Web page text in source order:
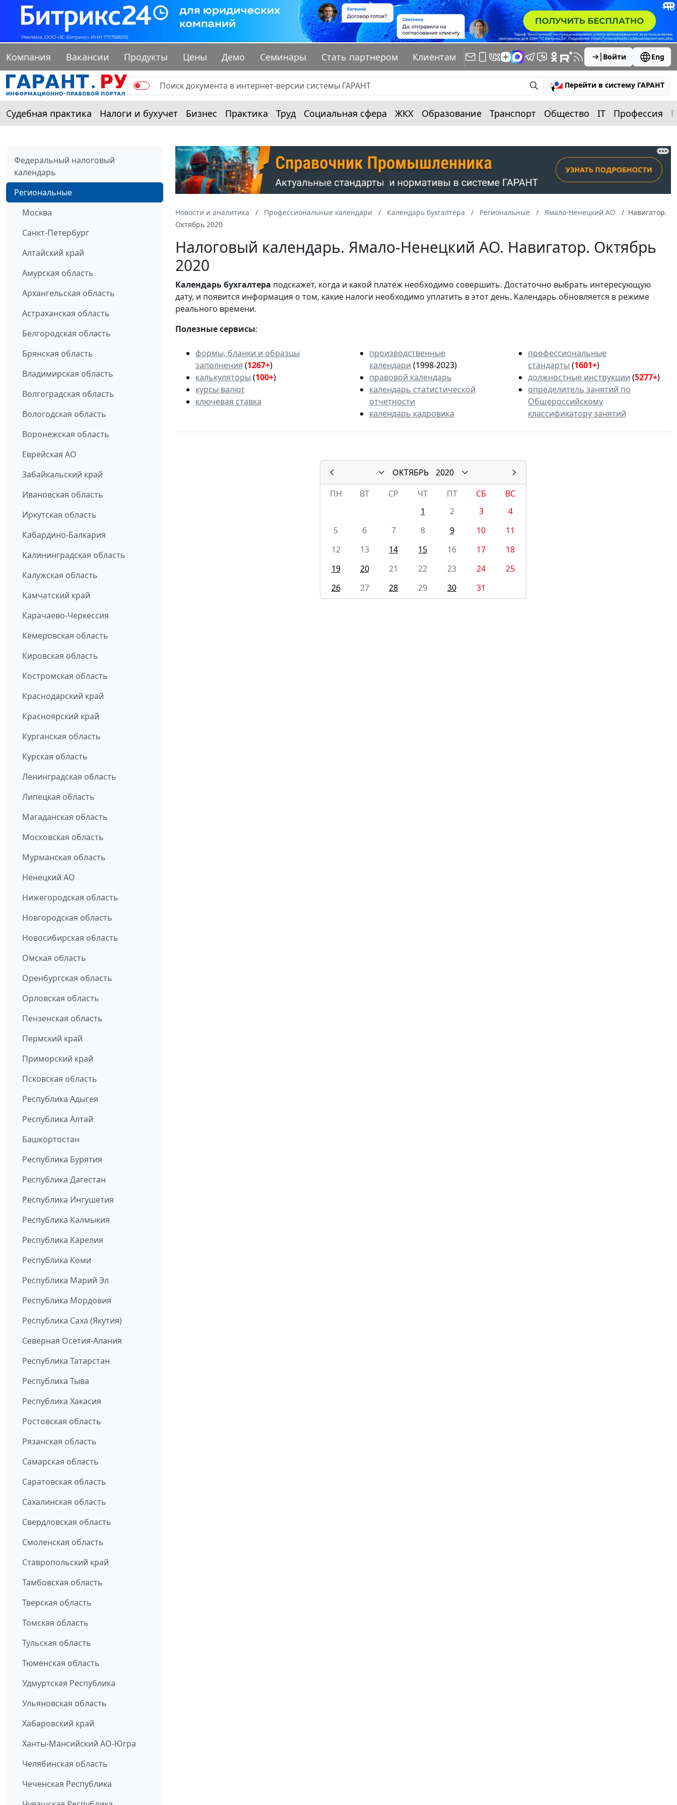
Компания Вакансии Продукты Цены Демо Семинары Стать партнером Клиентам Войти Eng
Перейти в систему ГАРАНТ
Судебная практика Налоги и бухучет Бизнес Практика Труд Социальная сфера ЖКХ Образование Транспорт Общество IT Профессия
Федеральный налоговый
календарь
Региональные
Москва
Санкт-Петербург
Алтайский край
Амурская область
Архангельская область
Астраханская область
Белгородская область
Брянская область
Владимирская область
Волгоградская область
Вологодская область
Воронежская область
Еврейская АО
Забайкальский край
Ивановская область
Иркутская область
Кабардино-Балкария
Калининградская область
Калужская область
Камчатский край
Карачаево-Черкессия
Кемеровская область
Кировская область
Костромская область
Краснодарский край
Красноярский край
Курганская область
Курская область
Ленинградская область
Липецкая область
Магаданская область
Московская область
Мурманская область
Ненецкий АО
Нижегородская область
Новгородская область
Новосибирская область
Омская область
Оренбургская область
Орловская область
Пензенская область
Пермский край
Приморский край
Псковская область
Республика Адыгея
Республика Алтай
Башкортостан
Республика Бурятия
Республика Дагестан
Республика Ингушетия
Республика Калмыкия
Республика Карелия
Республика Коми
Республика Марий Эл
Республика Мордовия
Республика Саха (Якутия)
Северная Осетия-Алания
Республика Татарстан
Республика Тыва
Республика Хакасия
Ростовская область
Рязанская область
Самарская область
Саратовская область
Сахалинская область
Свердловская область
Смоленская область
Ставропольский край
Тамбовская область
Тверская область
Томская область
Тульская область
Тюменская область
Удмуртская Республика
Ульяновская область
Хабаровский край
Ханты-Мансийский АО-Югра
Челябинская область
Чеченская Республика
Новости и аналитика Профессиональные календари Календарь бухгалтера Региональные Ямало-Ненецкий АО
Навигатор.
Октябрь 2020
Налоговый календарь. Ямало-Ненецкий АО. Навигатор. Октябрь
2020
Календарьбухгалтера подскажет, когда и какой платеж необходимо совершить. Достаточно выбрать интересующую
дату, и появится информация о том, какие налоги необходимо уплатить в этот день. Календарь обновляется в режиме
реального времени.
Полезные сервисы:
формы, бланки и образцы
заполнения (1267+)
калькуляторы (100+)
курсы валют
ключевая ставка
производственные
календари (1998-2023)
правовой календарь
календарь статистической
отчетности
календарь кадровика
профессиональные
стандарты (1601+)
должностные инструкции (5277+)
определитель занятий по
Общероссийскому
классификатору занятий
ОКТЯБРЬ
2020
ПН
ВТ СР ЧТ ПТ СБ
ВС
1
2 3
4
5
6 7 8 9 10
11
12
13 14 15 16 17
18
19
20 21 22 23 24
25
26
27 28 29 30 31